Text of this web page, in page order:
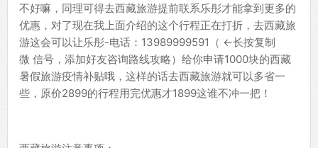
不好嘛，同理可得去西藏旅游提前联系乐彤才能拿到更多的
优惠，对了现在我上面介绍的这个行程正在打折，去西藏旅
游这会可以让乐彤-电话：13989999591（ ←长按复制
微 信号，添加好友咨询路线攻略）给你申请1000块的西藏
暑假旅游疫情补贴哦，这样的话去西藏旅游就可以多省一
些，原价2899的行程用完优惠才1899这谁不冲一把！